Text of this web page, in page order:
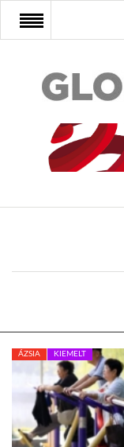
FŐOLDAL
AFRIKA
KÖZEL-KELET
AUSZTRÁLIA
ÁZSIA KIEMELT